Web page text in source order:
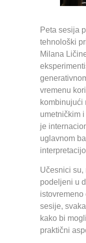
Peta sesija
tehnološki
Milana
vremenu
kombinujući
umetničkim
je
uglavnom
Učesnici su,
podeljeni u
sesije,
kako bi
praktični